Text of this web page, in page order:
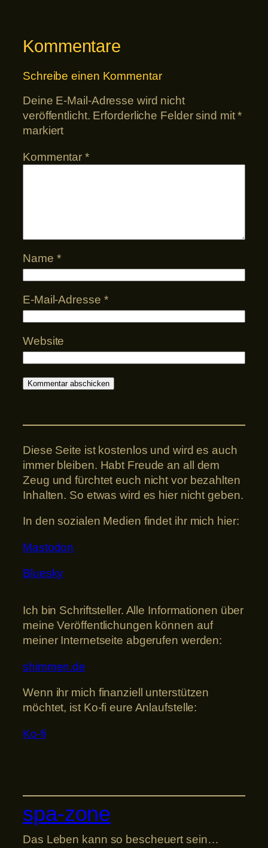
Kommentare
Schreibe einen Kommentar
Deine E-Mail-Adresse wird nicht
veröffentlicht. Erforderliche Felder sind mit*
markiert
Kommentar*
Name *
E-Mail-Adresse *
Website
Diese Seite ist kostenlos und wird es auch
immer bleiben. Habt Freude an all dem
Zeug und fürchtet euch nicht vor bezahlten
Inhalten. So etwas wird es hier nicht geben.
In den sozialen Medien findet ihr mich hier:
Mastodon
Bluesky
Ich bin Schriftsteller. Alle Informationen über
meine Veröffentlichungen können auf
meiner Internetseite abgerufen werden:
shimmen.de
Wenn ihr mich finanziell unterstützen
möchtet, ist Ko-fi eure Anlaufstelle:
Ko-fi
spa-zone
Das Leben kann so bescheuert sein…